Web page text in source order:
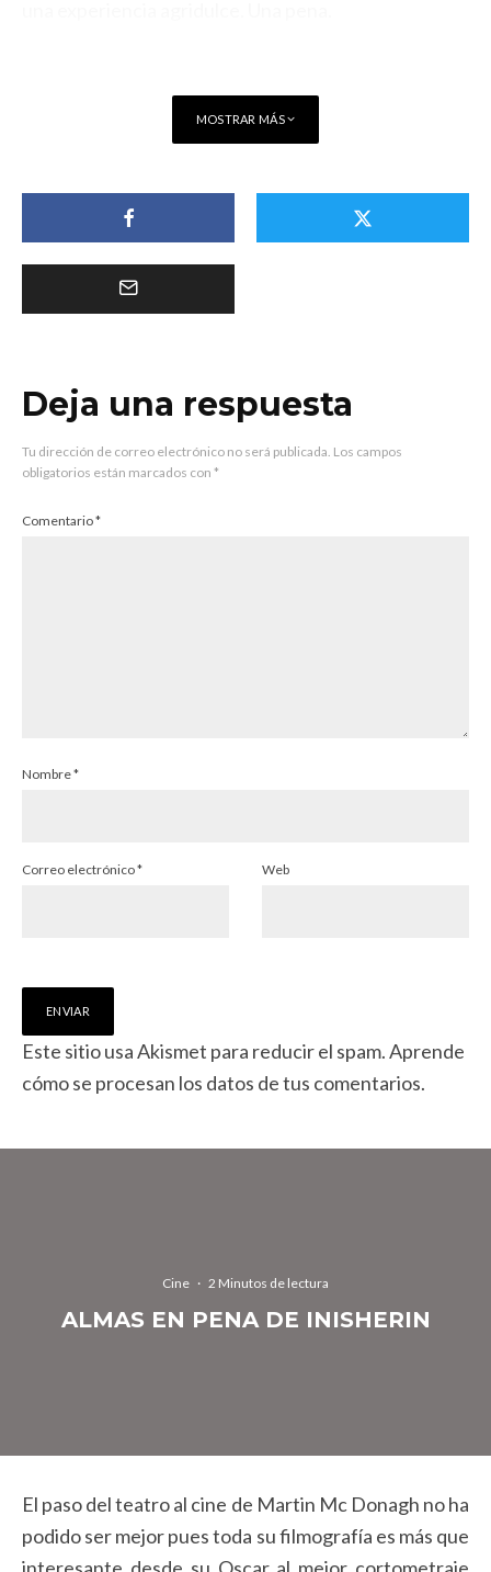
MOSTRAR MÁS
Deja una respuesta
Tu dirección de correo electrónico no será publicada. Los campos
obligatorios están marcados con *
Comentario*
Nombre*
Correo electrónico* Web
Este sitio usa Akismet para reducir el spam.Aprende
cómo se procesan los datos de tus comentarios.
Cine · 2 Minutos de lectura
ALMAS EN PENA DE INISHERIN
El paso del teatro al cine de Martin Mc Donagh no ha
podido ser mejor pues toda su filmografía es más que